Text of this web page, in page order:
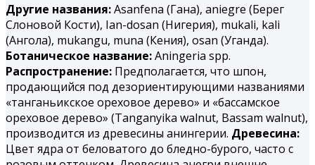
Другие названия:Asanfena (Гана), aniegre (Берег
Слоновой Кости), Ian-dosan (Нигерия), mukali, kali
(Ангола), mukangu, muna (Ке­ния), osan (Уганда).
Ботаническое название:Aningeria spp.
Распространение: Предполагается, что шпон,
продающийся под дезориентирующими названиями
«танганьикское ореховое дерево» и «бассамское
ореховое дерево» (Tanganyika walnut, Bassam walnut),
производится из древесины анингерии. Древесина:
Цвет ядра от беловатого до бледно-бурого, часто с